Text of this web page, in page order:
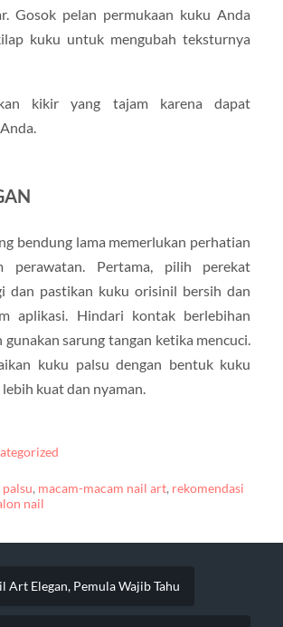
Gosok pelan permukaan kuku Anda
kuku untuk mengubah teksturnya
kikir yang tajam karena dapat
bendung lama memerlukan perhatian
perawatan. Pertama, pilih perekat
dan pastikan kuku orisinil bersih dan
aplikasi. Hindari kontak berlebihan
gunakan sarung tangan ketika mencuci.
kuku palsu dengan bentuk kuku
kuat dan nyaman.
palsu, macam-macam nail art, rekomendasi
nail
Art Elegan, Pemula Wajib Tahu